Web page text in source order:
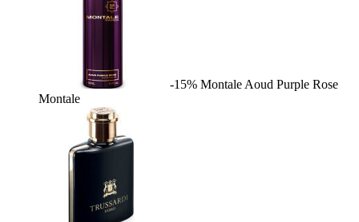
-15% Montale Aoud Purple Rose
Montale